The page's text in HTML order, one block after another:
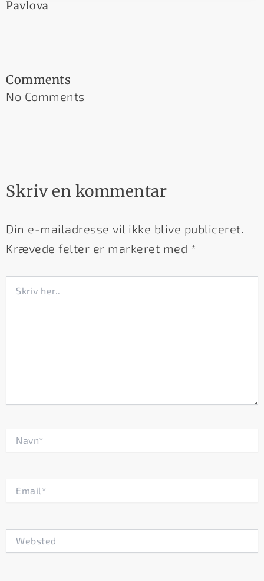
Pavlova
Comments
No Comments
Skriv en kommentar
Din e-mailadresse vil ikke blive publiceret.
Krævede felter er markeret med *
her..